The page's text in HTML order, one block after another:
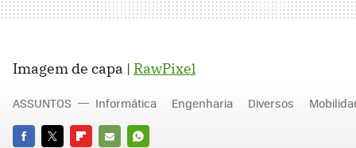
Imagem de capa | RawPixel
ASSUNTOS Informática Engenharia Diversos